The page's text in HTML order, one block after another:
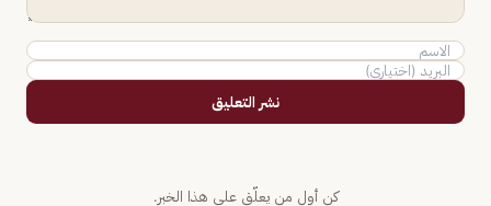
نشر التعليق
كن أول من يعلّق على هذا الخبر.